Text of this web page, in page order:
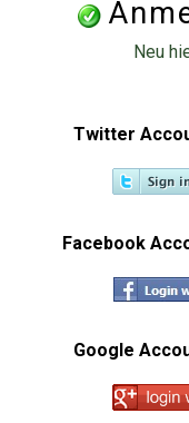
Neu
Twitter
Facebook
Google